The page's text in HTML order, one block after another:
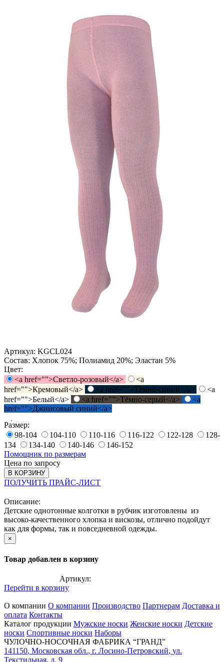
Артикул: KGCL024
Состав: Хлопок 75%; Полиамид 20%; Эластан 5%
Цвет:
<a href="">Светло-розовый</a>
<a
href="">Кремовый</a>
<a href="">Тёмно-синий</a>
<a
href="">Белый</a>
<a href="">Тёмно-серый</a>
<a
href="">Джинсовый синий</a>
Размер:
98-104
104-110 110-116 116-122 122-128
128-
134
134-140 140-146
146-152
Помощник по размерам
Цена по запросу
В КОРЗИНУ
ПОЛУЧИТЬ ПРАЙС-ЛИСТ
Описание:
Детские однотонные колготки в рубчик изготовлены из
высоко-качественного хлопка и вискозы, отлично подойдут
как для формы, так и повседневной одежды.
×
Товар добавлен в корзину
Артикул:
Перейти в корзину
О компании О компании Производство Партнерам Доставка и
оплата Контакты
Каталог продукции Мужские носки Женские носки Детские
носки Спортивные носки Наборы
ЧУЛОЧНО-НОСОЧНАЯ ФАБРИКА “ГРАНД”
141150, Московская обл., г. Лосино-Петровский, ул.
Текстильная, д. 9